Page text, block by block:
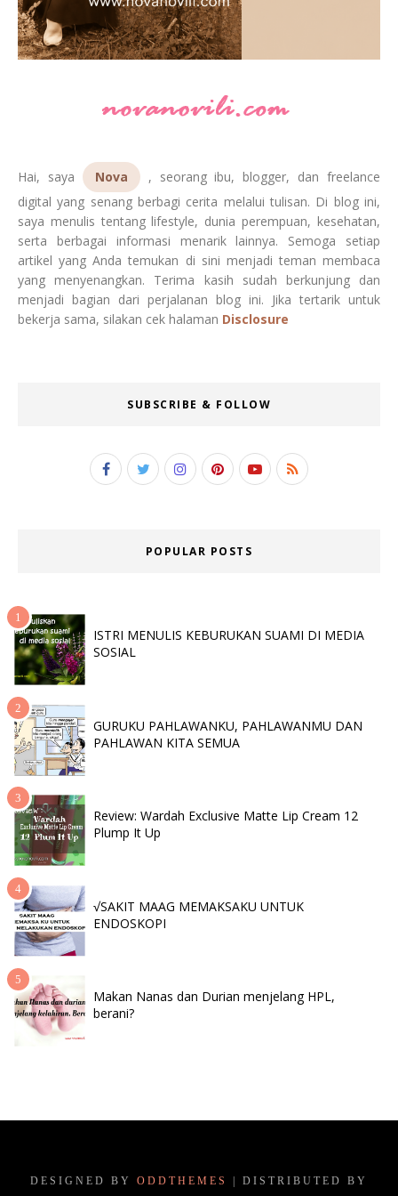
Hai, saya Nova
, seorang ibu, blogger, dan freelance
digital yang senang berbagi cerita melalui tulisan. Di blog ini,
saya menulis tentang lifestyle, dunia perempuan, kesehatan,
serta berbagai informasi menarik lainnya. Semoga setiap
artikel yang Anda temukan di sini menjadi teman membaca
yang menyenangkan. Terima kasih sudah berkunjung dan
menjadi bagian dari perjalanan blog ini. Jika tertarik untuk
bekerja sama, silakan cek halaman Disclosure
SUBSCRIBE & FOLLOW
POPULAR POSTS
ISTRI MENULIS KEBURUKAN SUAMI DI MEDIA
SOSIAL
GURUKU PAHLAWANKU, PAHLAWANMU DAN
PAHLAWAN KITA SEMUA
Review: Wardah Exclusive Matte Lip Cream 12
Plump It Up
√SAKIT MAAG MEMAKSAKU UNTUK
ENDOSKOPI
Makan Nanas dan Durian menjelang HPL,
berani?
DESIGNED BY ODDTHEMES | DISTRIBUTED BY